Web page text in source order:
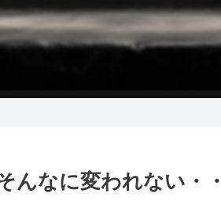
んなに変われない・